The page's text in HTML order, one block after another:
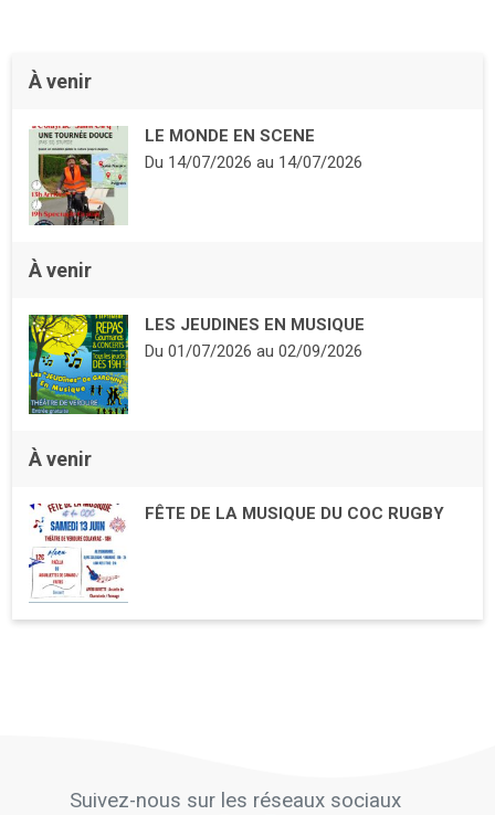
À venir
LE MONDE EN SCENE
Du 14/07/2026au 14/07/2026
À venir
LES JEUDINES EN MUSIQUE
Du 01/07/2026au 02/09/2026
À venir
FÊTE DE LA MUSIQUE DU COC RUGBY
Suivez-nous sur les réseaux sociaux